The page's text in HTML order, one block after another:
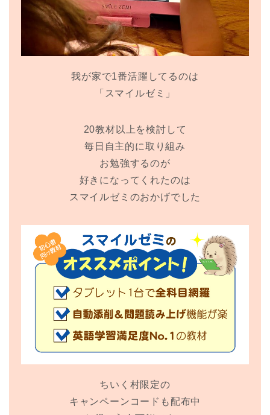
我が家で1番活躍してるのは
「スマイルゼミ」
20教材以上を検討して
毎日自主的に取り組み
お勉強するのが
好きになってくれたのは
スマイルゼミのおかげでした
ちいく村限定の
キャンペーンコードも配布中